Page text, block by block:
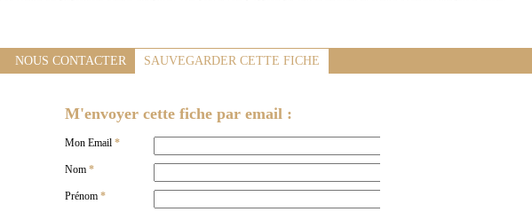
NOUS CONTACTER SAUVEGARDER CETTE FICHE
M'envoyer cette fiche par email :
Mon Email *
Nom *
Prénom *